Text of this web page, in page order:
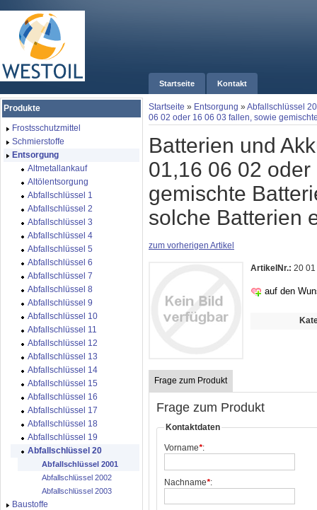
Startseite Kontakt
Startseite » Entsorgung »Abfallschlüssel 20
06 02 oder 16 06 03 fallen, sowie
Batterien und
01,16 06 02
gemischte
solche Batterien
zum vorherigen Artikel
ArtikelNr.: 20
auf den
Frage zum Produkt
Frage zum Produkt
Kontaktdaten
Vorname*:
Nachname*:
Produkte
Frostsschutzmittel
Schmierstoffe
Entsorgung
Altmetallankauf
Altölentsorgung
Abfallschlüssel 1
Abfallschlüssel 2
Abfallschlüssel 3
Abfallschlüssel 4
Abfallschlüssel 5
Abfallschlüssel 6
Abfallschlüssel 7
Abfallschlüssel 8
Abfallschlüssel 9
Abfallschlüssel 10
Abfallschlüssel 11
Abfallschlüssel 12
Abfallschlüssel 13
Abfallschlüssel 14
Abfallschlüssel 15
Abfallschlüssel 16
Abfallschlüssel 17
Abfallschlüssel 18
Abfallschlüssel 19
Abfallschlüssel 20
Abfallschlüssel 2001
Abfallschlüssel 2002
Abfallschlüssel 2003
Baustoffe